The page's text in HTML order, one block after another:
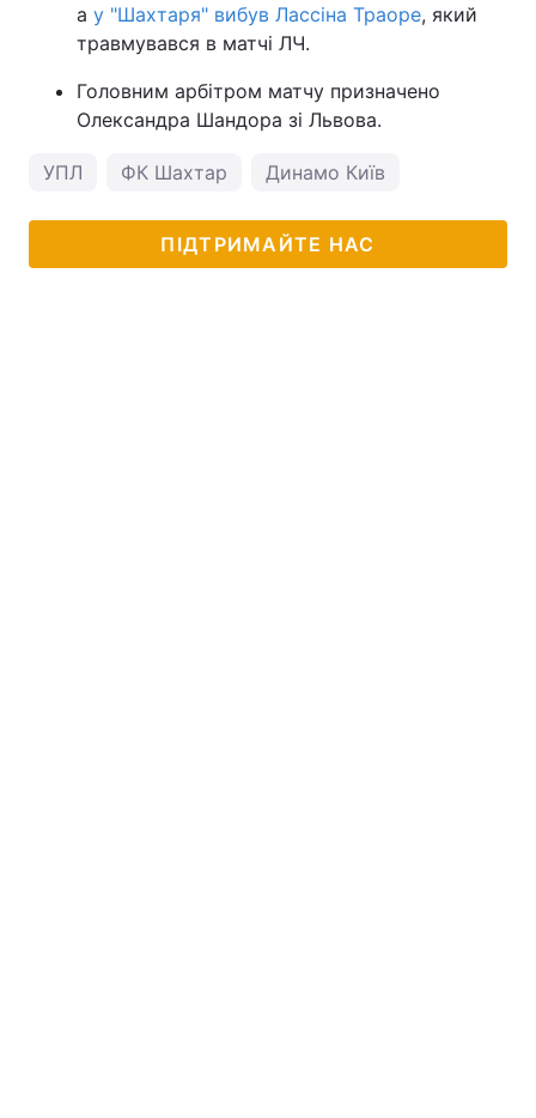
а у "Шахтаря" вибув Лассіна Траоре, який
травмувався в матчі ЛЧ.
Головним арбітром матчу призначено
Олександра Шандора зі Львова.
УПЛ ФК Шахтар Динамо Київ
ПІДТРИМАЙТЕ НАС